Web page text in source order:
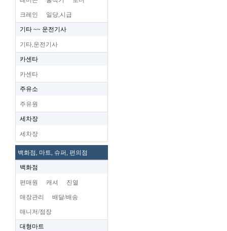
크레인 일당,시급
기타 ~~ 운전기사
기타,운전기사
카센타
카센타
주유소
주유원
세차장
세차장
백화점, 마트, 슈퍼, 편의점
백화점
편매원 캐셔 진열
매장관리 배달/배송
매니저/점장
대형마트